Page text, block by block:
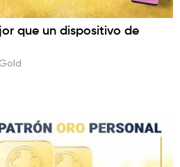
que un dispositivo de